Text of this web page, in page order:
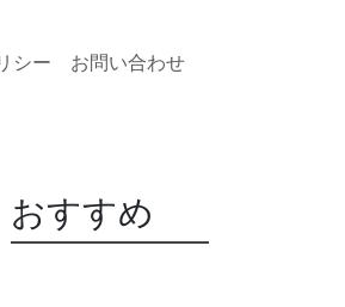
シー お問い合わせ
おすすめ